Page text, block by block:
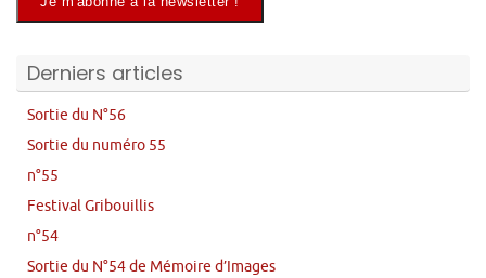
Derniers articles
Sortie du N°56
Sortie du numéro 55
n°55
Festival Gribouillis
n°54
Sortie du N°54 de Mémoire d’Images